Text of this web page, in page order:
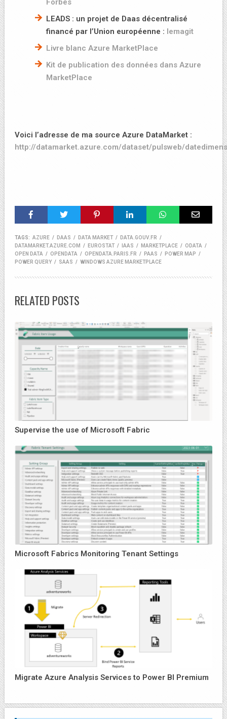
Forbes
LEADS : un projet de Daas décentralisé
financé par l’Union européenne : lemagit
Livre blanc Azure MarketPlace
Kit de publication des données dans Azure
MarketPlace
Voici l’adresse de ma source Azure DataMarket :
http://datamarket.azure.com/dataset/pulsweb/
TAGS: AZURE / DAAS / DATA MARKET / DATA.GOUV.FR /
DATAMARKET.AZURE.COM
/ EUROSTAT / IAAS / MARKETPLACE / ODATA /
OPEN DATA / OPENDATA / OPENDATA.PARIS.FR / PAAS / POWER MAP /
POWER QUERY / SAAS / WINDOWS AZURE MARKETPLACE
RELATED POSTS
Supervise the use of Microsoft Fabric
Microsoft Fabrics Monitoring Tenant Settings
Migrate Azure Analysis Services to Power BI Premium